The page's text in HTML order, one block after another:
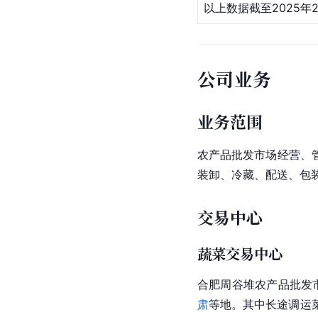
以上数据截至2025年
公司业务
业务范围
农产品批发市场经营、
装卸、冷藏、配送、包
交易中心
蔬菜交易中心
合肥周谷堆农产品批
肃等地。其中长途调运